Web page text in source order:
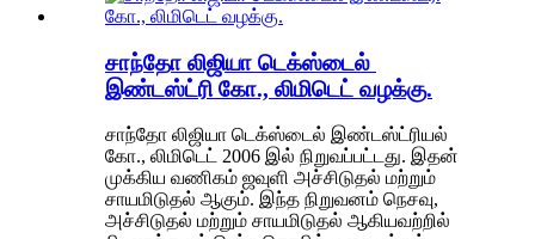
சாந்தோ லிஜியா டெக்ஸ்டைல் ​​
இண்டஸ்ட்ரி கோ., லிமிடெட் வழக்கு.
சாந்தோ லிஜியா டெக்ஸ்டைல் ​​இண்டஸ்ட்ரியல்
கோ., லிமிடெட் 2006 இல் நிறுவப்பட்டது. இதன்
முக்கிய வணிகம் ஜவுளி அச்சிடுதல் மற்றும்
சாயமிடுதல் ஆகும். இந்த நிறுவனம் நெசவு,
அச்சிடுதல் மற்றும் சாயமிடுதல் ஆகியவற்றில்